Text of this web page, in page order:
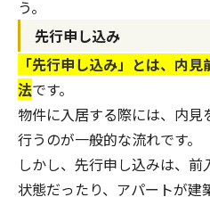
う。
先行申し込み
「先行申し込み」とは、内
法です。
物件に入居する際には、内
行うのが一般的な流れです。
しかし、先行申し込みは、
状態だったり、アパートが建